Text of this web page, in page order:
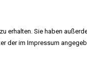
erhalten. Sie haben
der im Impressum